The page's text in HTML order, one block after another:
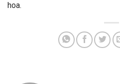
hoa.